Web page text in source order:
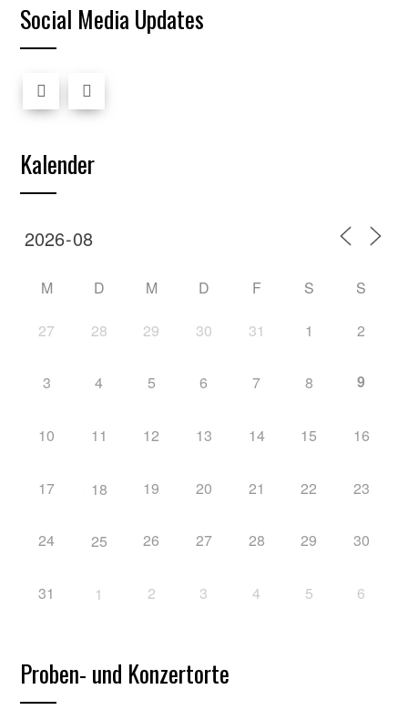
Social Media Updates
Kalender
M D M D F S S
27 28 29 30 31 1 2
3 4 5 6 7 8 9
10 11 12 13 14 15 16
17 18 19 20 21 22 23
24 25 26 27 28 29 30
31 1 2 3 4 5 6
Proben- und Konzertorte